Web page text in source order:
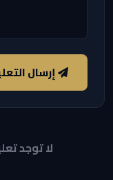
إرسال
لا توجد